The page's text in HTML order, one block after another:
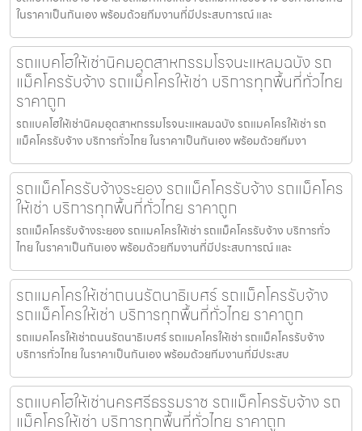
ในราคาเป็นกันเอง พร้อมด้วยทีมงานที่มีประสบการณ์ และ
รถแบคโฮให้เช่านิคมอุตสาหกรรมโรจนะแหลมฉบัง รถ
แม็คโครรับจ้าง รถแม็คโครให้เช่า บริการทุกพื้นที่ทั่วไทย
ราคาถูก
รถแบคโฮให้เช่านิคมอุตสาหกรรมโรจนะแหลมฉบัง รถแมคโครให้เช่า รถ
แม็คโครรับจ้าง บริการทั่วไทย ในราคาเป็นกันเอง พร้อมด้วยทีมงา
รถแม็คโครรับจ้างระยอง รถแม็คโครรับจ้าง รถแม็คโคร
ให้เช่า บริการทุกพื้นที่ทั่วไทย ราคาถูก
รถแม็คโครรับจ้างระยอง รถแมคโครให้เช่า รถแม็คโครรับจ้าง บริการทั่ว
ไทย ในราคาเป็นกันเอง พร้อมด้วยทีมงานที่มีประสบการณ์ และ
รถแมคโครให้เช่าถนนรัตนาธิเบศร์ รถแม็คโครรับจ้าง
รถแม็คโครให้เช่า บริการทุกพื้นที่ทั่วไทย ราคาถูก
รถแมคโครให้เช่าถนนรัตนาธิเบศร์ รถแมคโครให้เช่า รถแม็คโครรับจ้าง
บริการทั่วไทย ในราคาเป็นกันเอง พร้อมด้วยทีมงานที่มีประสบ
รถแบคโฮให้เช่านครศรีธรรมราช รถแม็คโครรับจ้าง รถ
แม็คโครให้เช่า บริการทุกพื้นที่ทั่วไทย ราคาถูก